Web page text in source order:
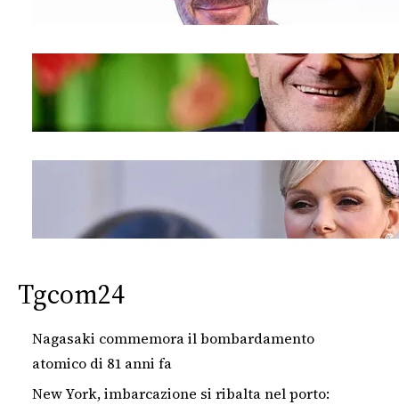
Tgcom24
Nagasaki commemora il bombardamento
atomico di 81 anni fa
New York, imbarcazione si ribalta nel porto: